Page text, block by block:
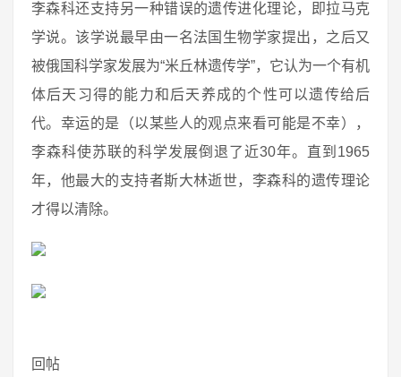
李森科还支持另一种错误的遗传进化理论，即拉马克
学说。该学说最早由一名法国生物学家提出，之后又
被俄国科学家发展为“米丘林遗传学”，它认为一个有机
体后天习得的能力和后天养成的个性可以遗传给后
代。幸运的是（以某些人的观点来看可能是不幸），
李森科使苏联的科学发展倒退了近30年。直到1965
年，他最大的支持者斯大林逝世，李森科的遗传理论
才得以清除。
回帖